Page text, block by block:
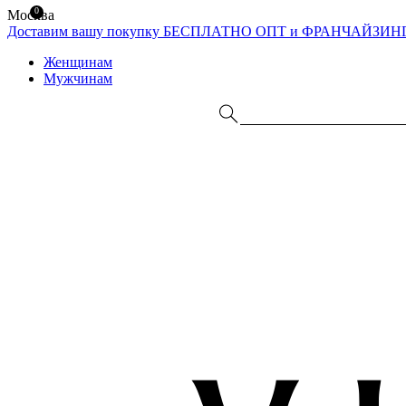
Москва
Доставим вашу покупку БЕСПЛАТНО ОПТ и
Женщинам
Мужчинам
0